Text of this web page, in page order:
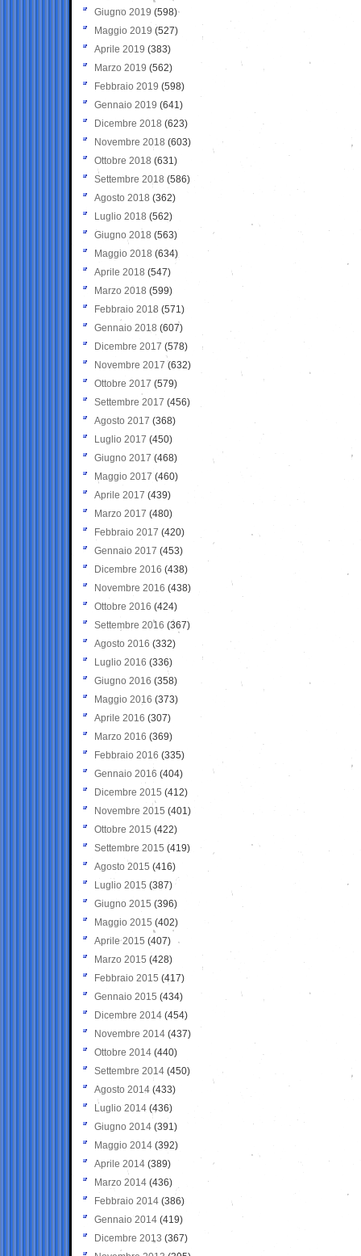
Giugno 2019 (598)
Maggio 2019 (527)
Aprile 2019 (383)
Marzo 2019 (562)
Febbraio 2019 (598)
Gennaio 2019 (641)
Dicembre 2018 (623)
Novembre 2018 (603)
Ottobre 2018 (631)
Settembre 2018 (586)
Agosto 2018 (362)
Luglio 2018 (562)
Giugno 2018 (563)
Maggio 2018 (634)
Aprile 2018 (547)
Marzo 2018 (599)
Febbraio 2018 (571)
Gennaio 2018 (607)
Dicembre 2017 (578)
Novembre 2017 (632)
Ottobre 2017 (579)
Settembre 2017 (456)
Agosto 2017 (368)
Luglio 2017 (450)
Giugno 2017 (468)
Maggio 2017 (460)
Aprile 2017 (439)
Marzo 2017 (480)
Febbraio 2017 (420)
Gennaio 2017 (453)
Dicembre 2016 (438)
Novembre 2016 (438)
Ottobre 2016 (424)
Settembre 2016 (367)
Agosto 2016 (332)
Luglio 2016 (336)
Giugno 2016 (358)
Maggio 2016 (373)
Aprile 2016 (307)
Marzo 2016 (369)
Febbraio 2016 (335)
Gennaio 2016 (404)
Dicembre 2015 (412)
Novembre 2015 (401)
Ottobre 2015 (422)
Settembre 2015 (419)
Agosto 2015 (416)
Luglio 2015 (387)
Giugno 2015 (396)
Maggio 2015 (402)
Aprile 2015 (407)
Marzo 2015 (428)
Febbraio 2015 (417)
Gennaio 2015 (434)
Dicembre 2014 (454)
Novembre 2014 (437)
Ottobre 2014 (440)
Settembre 2014 (450)
Agosto 2014 (433)
Luglio 2014 (436)
Giugno 2014 (391)
Maggio 2014 (392)
Aprile 2014 (389)
Marzo 2014 (436)
Febbraio 2014 (386)
Gennaio 2014 (419)
Dicembre 2013 (367)